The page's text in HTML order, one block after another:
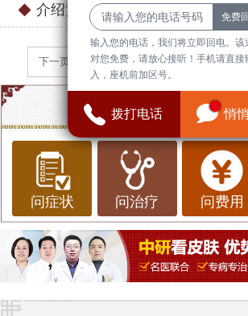
介绍黄褐斑：女性皮肤问题的详
下一页
点一点，知道更多信
问症状 问治疗 问费用
输入您的电话，我们将立即回电。该
对您免费，请放心接听！手机请直接
入，座机前加区号。
拨打电话 悄